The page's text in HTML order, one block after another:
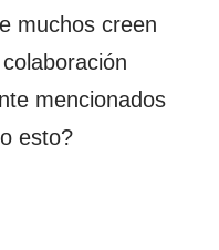
muchos creen
mencionados
esto?